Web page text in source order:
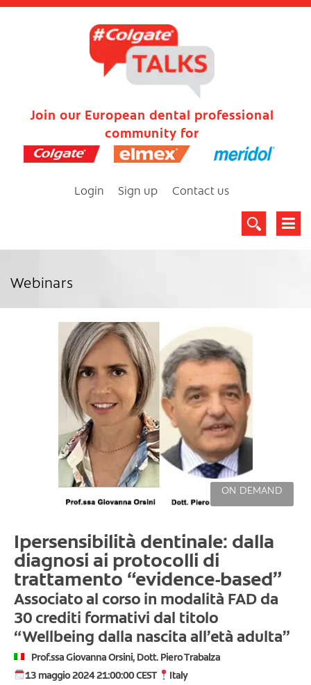
Join our European dental professional
community for
Login Sign up Contact us
Webinars
ON DEMAND
Ipersensibilità dentinale: dalla
diagnosi ai protocolli di
trattamento “evidence-based”
Associato al corso in modalità FAD da
30 crediti formativi dal titolo
“Wellbeing dalla nascita all’età adulta”
Prof.ssa Giovanna Orsini, Dott. Piero Trabalza
13 maggio 2024 21:00:00 CEST
Italy